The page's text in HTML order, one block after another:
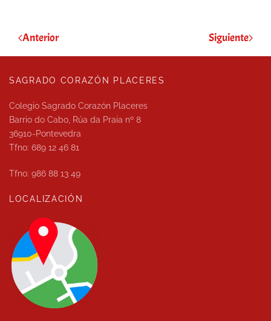
Anterior Siguiente
SAGRADO CORAZÓN PLACERES
Colegio Sagrado Corazón Placeres
Barrio do Cabo, Rúa da Praia nº 8
36910-Pontevedra
Tfno: 689 12 46 81
Tfno: 986 88 13 49
LOCALIZACIÓN